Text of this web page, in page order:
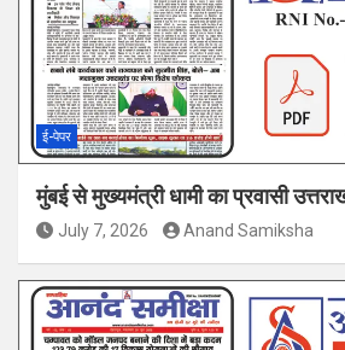
ई-पेपर
मुंबई से मुख्यमंत्री धामी का प्रवासी
July 7, 2026 Anand Samiksha